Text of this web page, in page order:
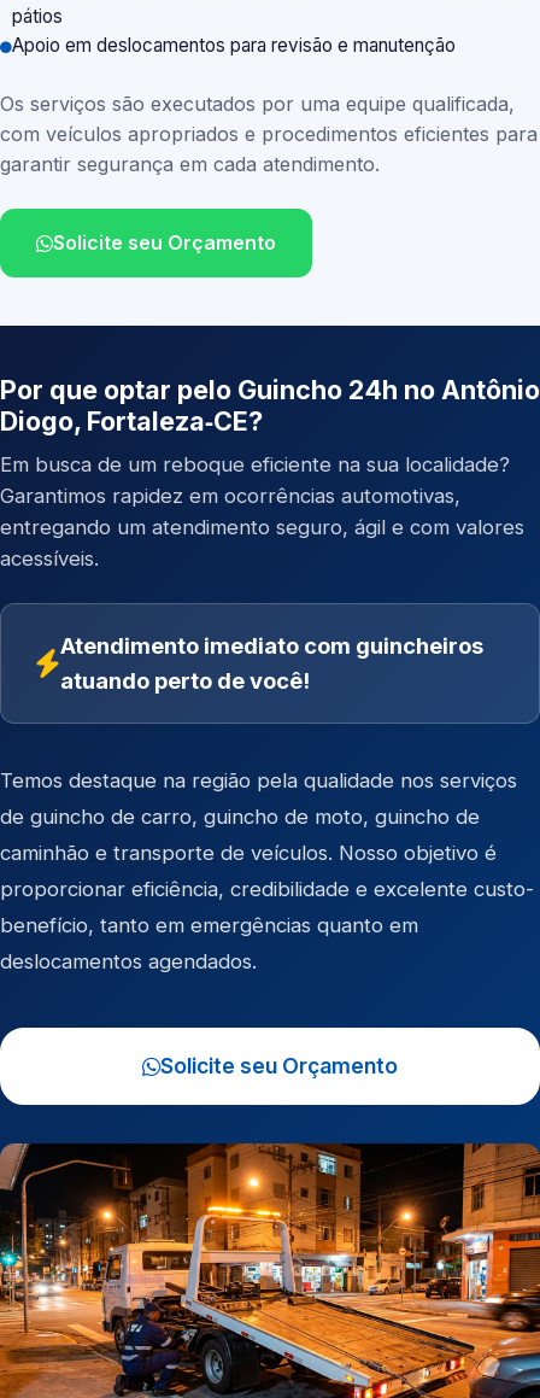
pátios
Apoio em deslocamentos para revisão e manutenção
Os serviços são executados por uma equipe qualificada,
com veículos apropriados e procedimentos eficientes para
garantir segurança em cada atendimento.
Solicite seu Orçamento
Por que optar pelo Guincho 24h no Antônio
Diogo, Fortaleza‑CE?
Em busca de um reboque eficiente na sua localidade?
Garantimos rapidez em ocorrências automotivas,
entregando um atendimento seguro, ágil e com valores
acessíveis.
Atendimento imediato com guincheiros
atuando perto de você!
Temos destaque na região pela qualidade nos serviços
de guincho de carro, guincho de moto, guincho de
caminhão e transporte de veículos. Nosso objetivo é
proporcionar eficiência, credibilidade e excelente custo-
benefício, tanto em emergências quanto em
deslocamentos agendados.
Solicite seu Orçamento